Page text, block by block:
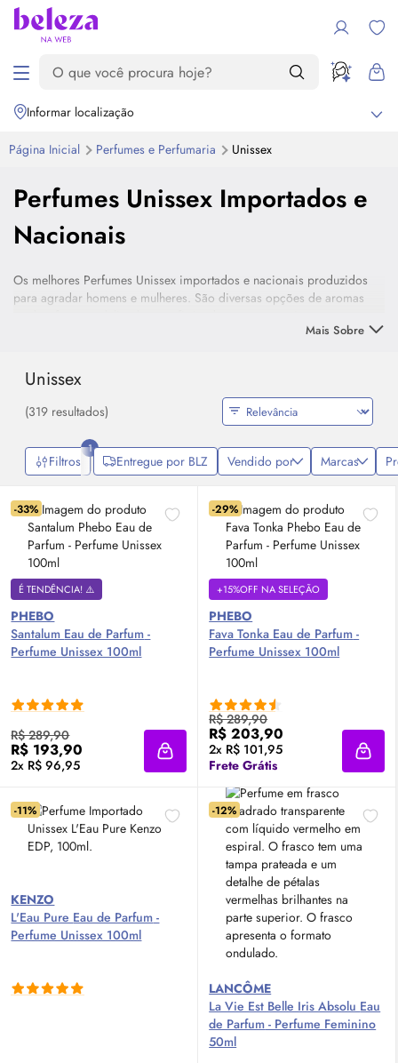
Informar localização
Página Inicial Perfumes e Perfumaria Unissex
Perfumes Unissex Importados e
Nacionais
Os melhores Perfumes Unissex importados e nacionais produzidos
para agradar homens e mulheres. São diversas opções de aromas
Mais Sobre
Unissex
(319 resultados)
Filtros
1
Entregue por BLZ Vendido por Marcas
-33%
É TENDÊNCIA! ⚠️
PHEBO
Santalum Eau de Parfum -
Perfume Unissex 100ml
R$ 289,90
R$ 193,90
2x R$ 96,95 Adicionar à sacola
-29%
+15%OFF NA SELEÇÃO
PHEBO
Fava Tonka Eau de Parfum -
Perfume Unissex 100ml
R$ 289,90
R$ 203,90
2x R$ 101,95
Frete Grátis
-11%
KENZO
L'Eau Pure Eau de Parfum -
Perfume Unissex 100ml
-12%
LANCÔME
La Vie Est Belle Iris Absolu Eau
de Parfum - Perfume Feminino
50ml